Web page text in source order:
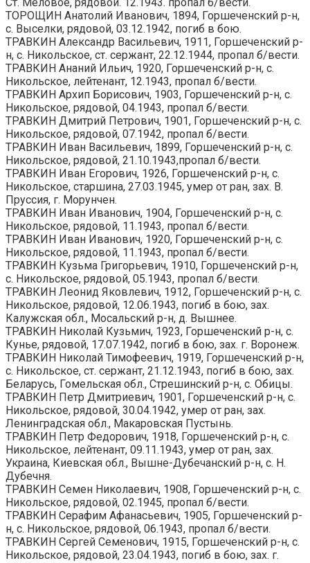
ТОРОЩИН Анатолий Иванович, 1894, Горшеченский р-н,
с. Выселки, рядовой, 03.12.1942, погиб в бою.
ТРАВКИН Александр Васильевич, 1911, Горшеченский р-
н, с. Никольское, ст. сержант, 22.12.1944, пропал б/вести.
ТРАВКИН Ананий Ильич, 1920, Горшеченский р-н, с.
Никольское, лейтенант, 12.1943, пропал б/вести.
ТРАВКИН Архип Борисович, 1903, Горшеченский р-н, с.
Никольское, рядовой, 04.1943, пропал б/вести.
ТРАВКИН Дмитрий Петрович, 1901, Горшеченский р-н, с.
Никольское, рядовой, 07.1942, пропал б/вести.
ТРАВКИН Иван Васильевич, 1899, Горшеченский р-н, с.
Никольское, рядовой, 21.10.1943,пропал б/вести.
ТРАВКИН Иван Егорович, 1926, Горшеченский р-н, с.
Никольское, старшина, 27.03.1945, умер от ран, зах. В.
Пруссия, г. Морунчен.
ТРАВКИН Иван Иванович, 1904, Горшеченский р-н, с.
Никольское, рядовой, 11.1943, пропал б/вести.
ТРАВКИН Иван Иванович, 1920, Горшеченский р-н, с.
Никольское, рядовой, 11.1943, пропал б/вести.
ТРАВКИН Кузьма Григорьевич, 1910, Горшеченский р-н,
с. Никольское, рядовой, 05.1943, пропал б/вести.
ТРАВКИН Леонид Яковлевич, 1912, Горшеченский р-н, с.
Никольское, рядовой, 12.06.1943, погиб в бою, зах.
Калужская обл., Мосальский р-н, д. Вышнее.
ТРАВКИН Николай Кузьмич, 1923, Горшеченский р-н, с.
Кунье, рядовой, 17.07.1942, погиб в бою, зах. г. Воронеж.
ТРАВКИН Николай Тимофеевич, 1919, Горшеченский р-н,
с. Никольское, ст. сержант, 21.12.1943, погиб в бою, зах.
Беларусь, Гомельская обл., Стрешинский р-н, с. Обицы.
ТРАВКИН Петр Дмитриевич, 1901, Горшеченский р-н, с.
Никольское, рядовой, 30.04.1942, умер от ран, зах.
Ленинградская обл., Макаровская Пустынь.
ТРАВКИН Петр Федорович, 1918, Горшеченский р-н, с.
Никольское, лейтенант, 09.11.1943, умер от ран, зах.
Украина, Киевская обл., Вышне-Дубечанский р-н, с. Н.
Дубечня.
ТРАВКИН Семен Николаевич, 1908, Горшеченский р-н, с.
Никольское, рядовой, 02.1945, пропал б/вести.
ТРАВКИН Серафим Афанасьевич, 1905, Горшеченский р-
н, с. Никольское, рядовой, 06.1943, пропал б/вести.
ТРАВКИН Сергей Семенович, 1915, Горшеченский р-н, с.
Никольское, рядовой, 23.04.1943, погиб в бою, зах. г.